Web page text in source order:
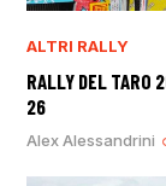
ALTRI RALLY
RALLY DEL TARO
26
Alex Alessandrini